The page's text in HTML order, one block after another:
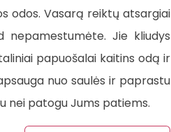
odos. Vasarą reiktų atsargiai
nepamestumėte. Jie kliudys
papuošalai kaitins odą ir
nuo saulės ir paprastu
nei patogu Jums patiems.